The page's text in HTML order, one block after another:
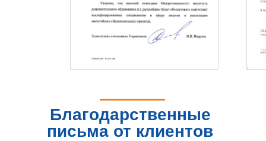
Благодарственные
письма от клиентов